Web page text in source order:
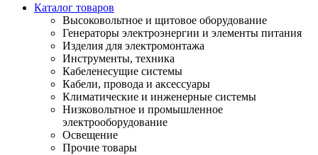
Каталог товаров
Высоковольтное и щитовое оборудование
Генераторы электроэнергии и элементы питания
Изделия для электромонтажа
Инструменты, техника
Кабеленесущие системы
Кабели, провода и аксессуары
Климатические и инженерные системы
Низковольтное и промышленное
электрооборудование
Освещение
Прочие товары